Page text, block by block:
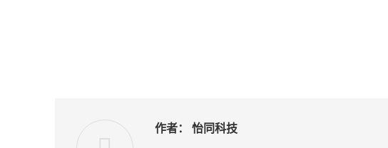
作者： 怡同科技